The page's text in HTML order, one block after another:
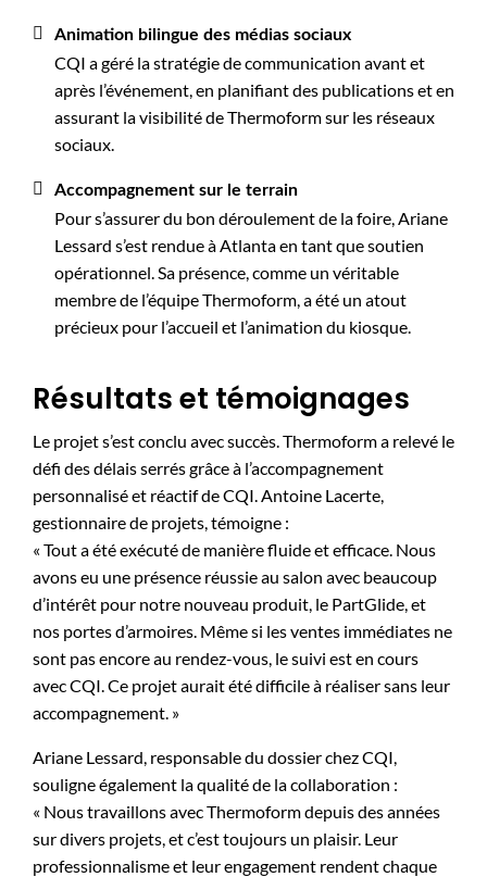
Animation bilingue des médias sociaux
CQI a géré la stratégie de communication avant et
après l’événement, en planifiant des publications et en
assurant la visibilité de Thermoform sur les réseaux
sociaux.
Accompagnement sur le terrain
Pour s’assurer du bon déroulement de la foire, Ariane
Lessard s’est rendue à Atlanta en tant que soutien
opérationnel. Sa présence, comme un véritable
membre de l’équipe Thermoform, a été un atout
précieux pour l’accueil et l’animation du kiosque.
Résultats et témoignages
Le projet s’est conclu avec succès. Thermoform a relevé le
défi des délais serrés grâce à l’accompagnement
personnalisé et réactif de CQI. Antoine Lacerte,
gestionnaire de projets, témoigne :
« Tout a été exécuté de manière fluide et efficace. Nous
avons eu une présence réussie au salon avec beaucoup
d’intérêt pour notre nouveau produit, le PartGlide, et
nos portes d’armoires. Même si les ventes immédiates ne
sont pas encore au rendez-vous, le suivi est en cours
avec CQI. Ce projet aurait été difficile à réaliser sans leur
accompagnement. »
Ariane Lessard, responsable du dossier chez CQI,
souligne également la qualité de la collaboration :
« Nous travaillons avec Thermoform depuis des années
sur divers projets, et c’est toujours un plaisir. Leur
professionnalisme et leur engagement rendent chaque